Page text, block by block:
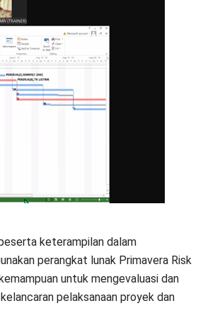
keterampilan dalam
perangkat lunak Primavera Risk
untuk mengevaluasi dan
pelaksanaan proyek dan